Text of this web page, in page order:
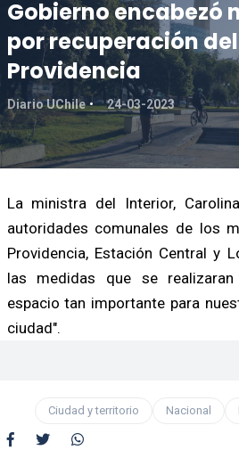
Gobierno encabezó
por recuperación
Providencia
Diario UChile 24-03-2023
La ministra del Interior,
autoridades comunales de los
Providencia, Estación Central y
las medidas que se
espacio tan importante para
ciudad".
Ciudad y territorio Nacional